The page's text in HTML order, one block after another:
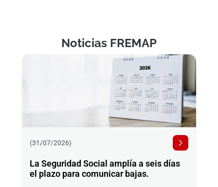
Noticias FREMAP
(31/07/2026)
La Seguridad Social amplía a seis días
el plazo para comunicar bajas.